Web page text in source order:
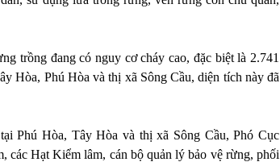
trồng đang có nguy cơ cháy cao, đặc biệt là 2.741
Hòa, Phú Hòa và thị xã Sông Cầu, diện tích này đã
Phú Hòa, Tây Hòa và thị xã Sông Cầu, Phó Cục
Hạt Kiểm lâm, cán bộ quản lý bảo vệ rừng, phối